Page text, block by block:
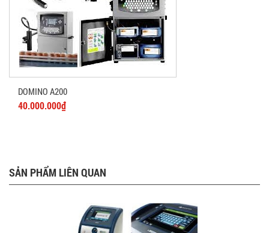
DOMINO A200
40.000.000₫
SẢN PHẨM LIÊN QUAN